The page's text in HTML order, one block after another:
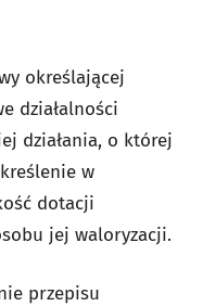
określającej
działalności
działania, o której
w
dotacji
jej waloryzacji.
przepisu